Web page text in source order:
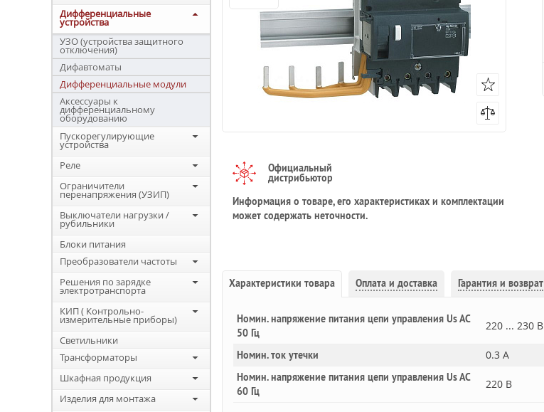
Дифференциальные
устройства
УЗО (устройства защитного
отключения)
Дифавтоматы
Дифференциальные модули
Аксессуары к
дифференциальному
оборудованию
Пускорегулирующие
устройства
Реле
Ограничители
перенапряжения (УЗИП)
Выключатели нагрузки /
рубильники
Блоки питания
Преобразователи частоты
Решения по зарядке
электротранспорта
КИП ( Контрольно-
измерительные приборы)
Светильники
Трансформаторы
Шкафная продукция
Изделия для монтажа
Официальный
дистрибьютор
Информация о товаре, его характеристиках и комплектации
может содержать неточности.
Характеристики товара Оплата и доставка Гарантия и возврат
Номин. напряжение питания цепи управления Us AC
50 Гц
220 ... 230 В
Номин. ток утечки 0.3 А
Номин. напряжение питания цепи управления Us AC
60 Гц
220 В